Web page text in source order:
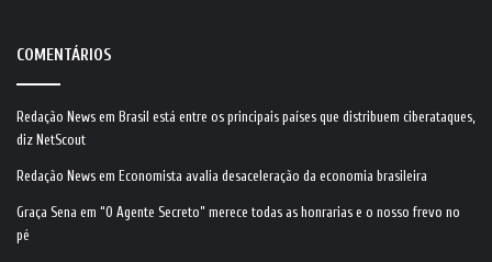
COMENTÁRIOS
Redação News em Brasil está entre os principais países que distribuem ciberataques,
diz NetScout
Redação News em Economista avalia desaceleração da economia brasileira
Graça Sena em “O Agente Secreto” merece todas as honrarias e o nosso frevo no
pé